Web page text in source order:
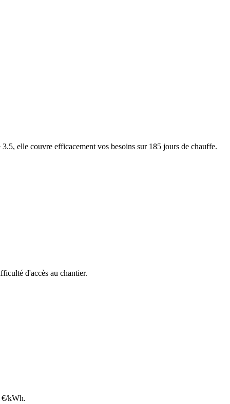
elle couvre efficacement vos besoins sur 185 jours de chauffe.
d'accès au chantier.
€/kWh.